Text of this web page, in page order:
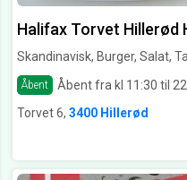
Halifax Torvet Hillerød
Skandinavisk, Burger, Salat,
Åbent Åbent fra kl 11:30 til
Torvet 6, 3400 Hillerød